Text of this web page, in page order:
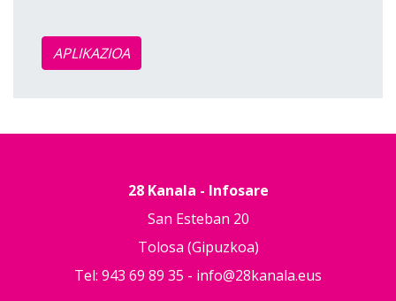
APLIKAZIOA
28 Kanala - Infosare
San Esteban 20
Tolosa (Gipuzkoa)
Tel: 943 69 89 35 - info@28kanala.eus